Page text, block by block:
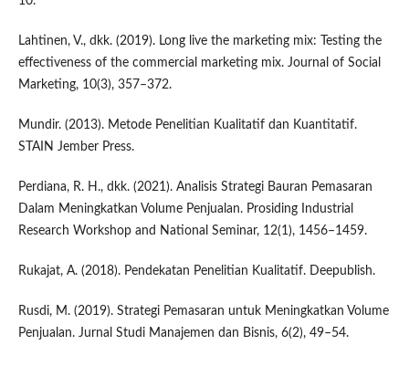
Lahtinen, V., dkk. (2019). Long live the marketing mix: Testing the
effectiveness of the commercial marketing mix. Journal of Social
Marketing, 10(3), 357–372.
Mundir. (2013). Metode Penelitian Kualitatif dan Kuantitatif.
STAIN Jember Press.
Perdiana, R. H., dkk. (2021). Analisis Strategi Bauran Pemasaran
Dalam Meningkatkan Volume Penjualan. Prosiding Industrial
Research Workshop and National Seminar, 12(1), 1456–1459.
Rukajat, A. (2018). Pendekatan Penelitian Kualitatif. Deepublish.
Rusdi, M. (2019). Strategi Pemasaran untuk Meningkatkan Volume
Penjualan. Jurnal Studi Manajemen dan Bisnis, 6(2), 49–54.